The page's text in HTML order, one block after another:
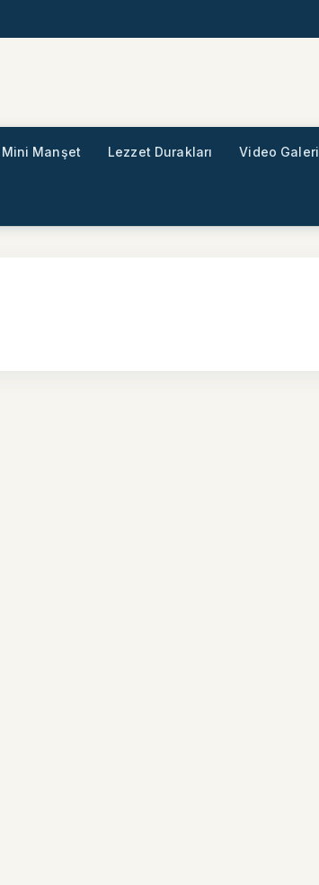
Mini Manşet Lezzet Durakları Video Galeri